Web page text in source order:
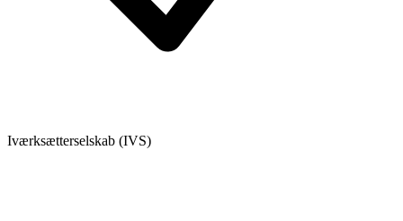
Iværksætterselskab (IVS)